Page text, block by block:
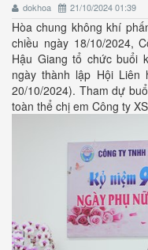
dokhoa 21/10/2024 01:39
Hòa chung không khí
chiều ngày 18/10/2024,
Hậu Giang tổ chức buổi
ngày thành lập Hội Liên
20/10/2024). Tham dự
toàn thể chị em Công ty